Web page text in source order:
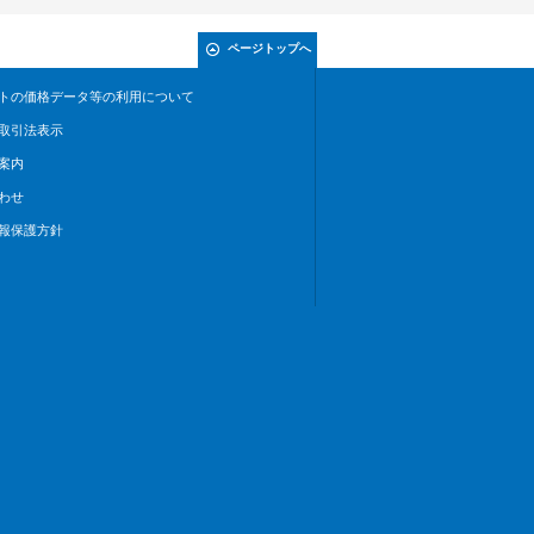
ページトップへ
の価格データ等の利用について
引法表示
内
せ
保護方針